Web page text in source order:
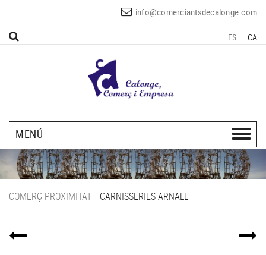
info@comerciantsdecalonge.com
ES CA
MENÚ
COMERÇ PROXIMITAT CARNISSERIES ARNALL